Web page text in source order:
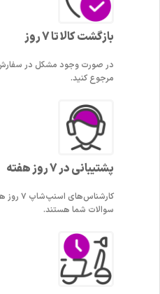
بازگشت کالا تا 7 روز
مرجوع کنید.
پشتیبانی در 7 روز هفته
سوالات شما هستند.